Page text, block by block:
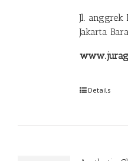
Jl. anggrek
Jakarta
Details